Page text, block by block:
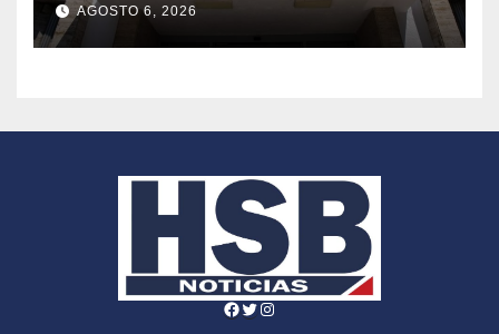
AGOSTO 6, 2026
Facebook
Twitter
Instagram